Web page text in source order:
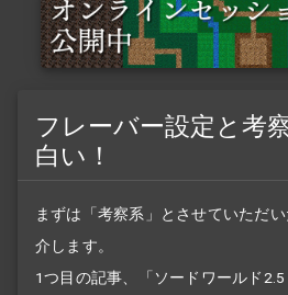
フレーバー設定と考
白い！
まずは「考察系」とさせていただ
介します。
1つ目の記事、「ソードワールド